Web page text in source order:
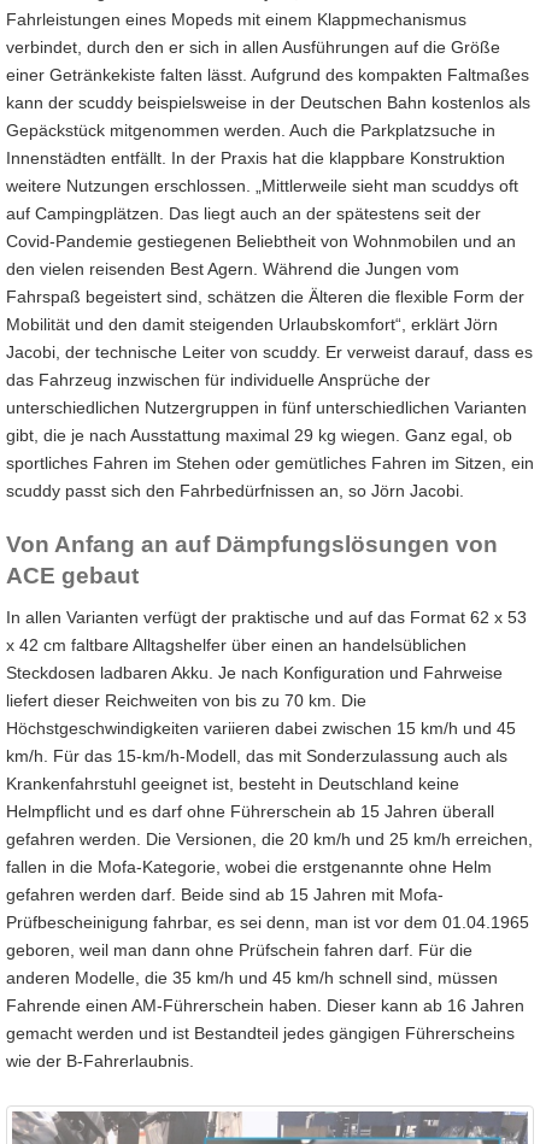
Fahrleistungen eines Mopeds mit einem Klappmechanismus
verbindet, durch den er sich in allen Ausführungen auf die Größe
einer Getränkekiste falten lässt. Aufgrund des kompakten Faltmaßes
kann der scuddy beispielsweise in der Deutschen Bahn kostenlos als
Gepäckstück mitgenommen werden. Auch die Parkplatzsuche in
Innenstädten entfällt. In der Praxis hat die klappbare Konstruktion
weitere Nutzungen erschlossen. „Mittlerweile sieht man scuddys oft
auf Campingplätzen. Das liegt auch an der spätestens seit der
Covid-Pandemie gestiegenen Beliebtheit von Wohnmobilen und an
den vielen reisenden Best Agern. Während die Jungen vom
Fahrspaß begeistert sind, schätzen die Älteren die flexible Form der
Mobilität und den damit steigenden Urlaubskomfort“, erklärt Jörn
Jacobi, der technische Leiter von scuddy. Er verweist darauf, dass es
das Fahrzeug inzwischen für individuelle Ansprüche der
unterschiedlichen Nutzergruppen in fünf unterschiedlichen Varianten
gibt, die je nach Ausstattung maximal 29 kg wiegen. Ganz egal, ob
sportliches Fahren im Stehen oder gemütliches Fahren im Sitzen, ein
scuddy passt sich den Fahrbedürfnissen an, so Jörn Jacobi.
Von Anfang an auf Dämpfungslösungen von
ACE gebaut
In allen Varianten verfügt der praktische und auf das Format 62 x 53
x 42 cm faltbare Alltagshelfer über einen an handelsüblichen
Steckdosen ladbaren Akku. Je nach Konfiguration und Fahrweise
liefert dieser Reichweiten von bis zu 70 km. Die
Höchstgeschwindigkeiten variieren dabei zwischen 15 km/h und 45
km/h. Für das 15-km/h-Modell, das mit Sonderzulassung auch als
Krankenfahrstuhl geeignet ist, besteht in Deutschland keine
Helmpflicht und es darf ohne Führerschein ab 15 Jahren überall
gefahren werden. Die Versionen, die 20 km/h und 25 km/h erreichen,
fallen in die Mofa-Kategorie, wobei die erstgenannte ohne Helm
gefahren werden darf. Beide sind ab 15 Jahren mit Mofa-
Prüfbescheinigung fahrbar, es sei denn, man ist vor dem 01.04.1965
geboren, weil man dann ohne Prüfschein fahren darf. Für die
anderen Modelle, die 35 km/h und 45 km/h schnell sind, müssen
Fahrende einen AM-Führerschein haben. Dieser kann ab 16 Jahren
gemacht werden und ist Bestandteil jedes gängigen Führerscheins
wie der B-Fahrerlaubnis.